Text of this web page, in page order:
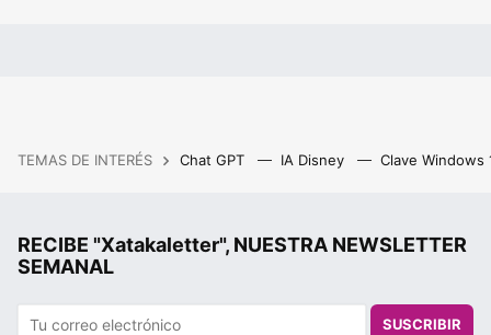
TEMAS DE INTERÉS Chat GPT IA Disney Clave Windows
RECIBE "Xatakaletter", NUESTRA NEWSLETTER
SEMANAL
SUSCRIBIR